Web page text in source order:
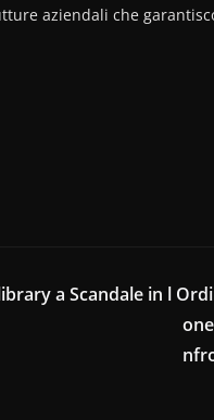
aziendali che
a Scandale in l